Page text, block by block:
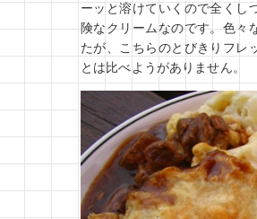
ーッと溶けていくので全くし
険なクリームなのです。色々
たが、こちらのとびきりフレ
とは比べようがありません。